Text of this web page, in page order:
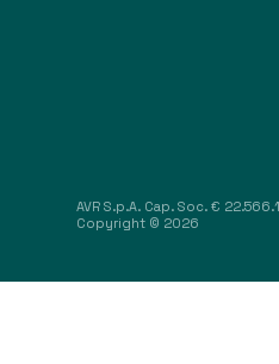
AVR S.p.A. Cap. Soc. €
Copyright © 2026